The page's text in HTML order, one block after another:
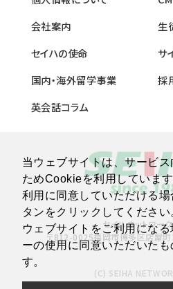
当ウェブサイトは、サービ
ためCookieを利用していま
利用に同意していただける
タンをクリックしてくださ
ウェブサイトをご利用にな
ーの使用に同意いただいたも
す。
会社案内
セイハの使命
国内・海外留学事業
英会話コラム
生
サ
採
セイハネットワー
〒812-0025福岡市博多区店屋
(C) SEIHA